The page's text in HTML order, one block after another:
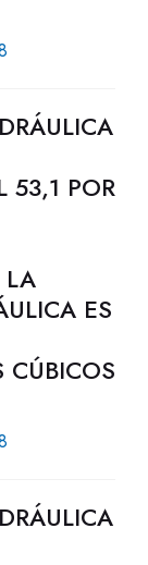
53,1 POR
LA
ES
CÚBICOS